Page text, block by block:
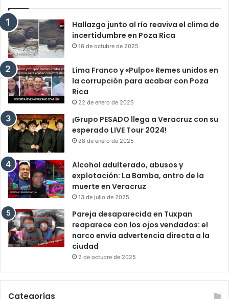
Hallazgo junto al río reaviva el clima de
incertidumbre en Poza Rica
16 de octubre de 2025
Lima Franco y «Pulpo» Remes unidos en
la corrupción para acabar con Poza
Rica
22 de enero de 2025
¡Grupo PESADO llega a Veracruz con su
esperado LIVE Tour 2024!
28 de enero de 2025
Alcohol adulterado, abusos y
explotación: La Bamba, antro de la
muerte en Veracruz
13 de julio de 2025
Pareja desaparecida en Tuxpan
reaparece con los ojos vendados: el
narco envía advertencia directa a la
ciudad
2 de octubre de 2025
Categorías